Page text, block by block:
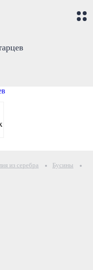
из серебра Бусины